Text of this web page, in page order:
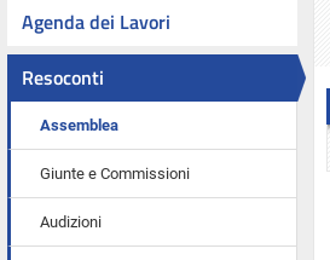
Agenda dei Lavori
Resoconti
Assemblea
Giunte e Commissioni
Audizioni